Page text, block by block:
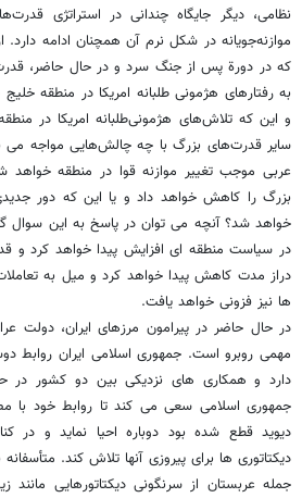
نظامی، دیگر جایگاه چندانی در استراتژی
موازنه‌جویانه در شکل نرم آن همچنان ادامه
که در دورة پس از جنگ سرد و در حال حاضر،
به رفتارهای هژمونی‌ طلبانه امریکا در منطقه
و این که تلاش‌های هژمونی‌طلبانه امریکا در
سایر قدرت‌های بزرگ با چه چالش‌هایی مواجه می
عربی موجب تغییر موازنه قوا در منطقه
بزرگ را کاهش خواهد داد و یا این که دور
خواهد شد؟ آنچه می توان در پاسخ به این
در سیاست منطقه ای افزایش پیدا خواهد کرد و
دراز مدت کاهش پیدا خواهد کرد و میل به
ها نیز فزونی خواهد یافت.
در حال حاضر در پیرامون مرزهای ایران، دولت
مهمی روبرو است. جمهوری اسلامی ایران روابط
دارد و همکاری های نزدیکی بین دو کشور در
جمهوری اسلامی سعی می کند تا روابط خود با
دیوید قطع شده بود دوباره احیا نماید و در
دیکتاتوری ها برای پیروزی آنها تلاش کند.
جمله عربستان از سرنگونی دیکتاتورهایی